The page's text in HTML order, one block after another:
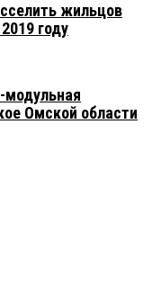
жильцов
году
модульная
Омской области